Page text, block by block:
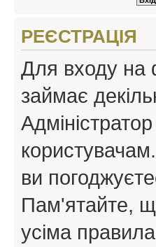
РЕЄСТРАЦІЯ
Для входу на
займає
ви
Пам'ятайте,
усіма